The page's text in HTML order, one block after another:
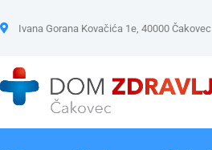
Ivana Gorana Kovačića 1e, 40000 Čakovec